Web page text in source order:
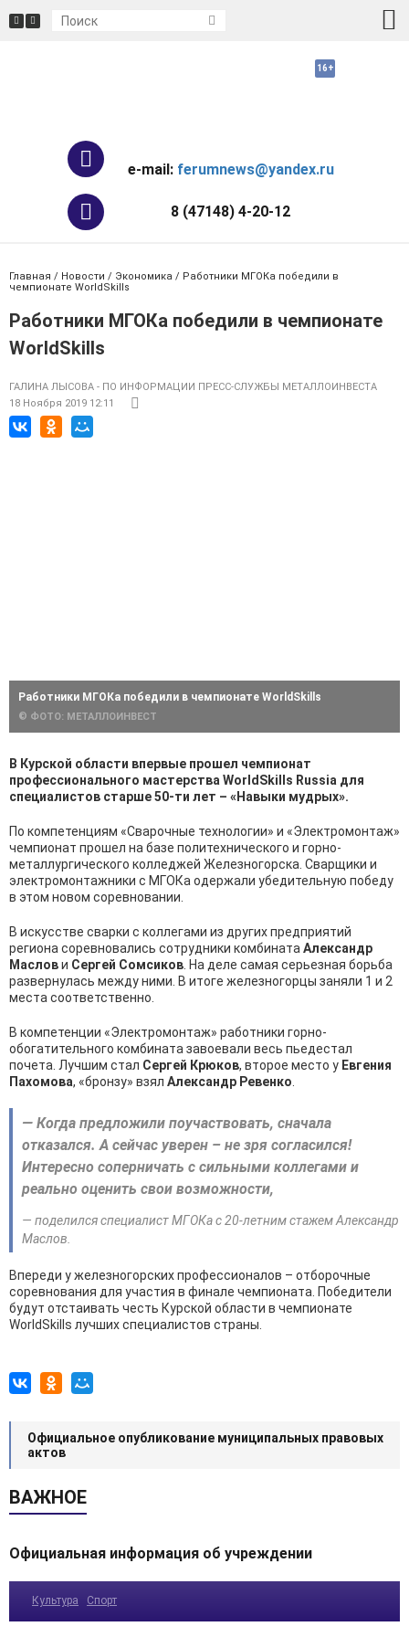
e-mail: ferumnews@yandex.ru
8 (47148) 4-20-12
Главная / Новости / Экономика / Работники МГОКа победили в
чемпионате WorldSkills
Работники МГОКа победили в чемпионате
WorldSkills
ГАЛИНА ЛЫСОВА - ПО ИНФОРМАЦИИ ПРЕСС-СЛУЖБЫ МЕТАЛЛОИНВЕСТА
18 Ноября 2019 12:11
Работники МГОКа победили в чемпионате WorldSkills
© ФОТО: МЕТАЛЛОИНВЕСТ
В Курской области впервые прошел чемпионат
профессионального мастерства WorldSkills Russia для
специалистов старше 50-ти лет – «Навыки мудрых».
По компетенциям «Сварочные технологии» и «Электромонтаж»
чемпионат прошел на базе политехнического и горно-
металлургического колледжей Железногорска. Сварщики и
электромонтажники с МГОКа одержали убедительную победу
в этом новом соревновании.
В искусстве сварки с коллегами из других предприятий
региона соревновались сотрудники комбината Александр
Маслови Сергей Сомсиков . На деле самая серьезная борьба
развернулась между ними. В итоге железногорцы заняли 1 и 2
места соответственно.
В компетенции «Электромонтаж» работники горно-
обогатительного комбината завоевали весь пьедестал
почета. Лучшим стал Сергей Крюков, второе место у Евгения
Пахомова, «бронзу» взял Александр Ревенко
— Когда предложили поучаствовать, сначала
отказался. А сейчас уверен – не зря согласился!
Интересно соперничать с сильными коллегами и
реально оценить свои возможности,
— поделился специалист МГОКа с 20-летним стажем Александр
Маслов.
Впереди у железногорских профессионалов – отборочные
соревнования для участия в финале чемпионата. Победители
будут отстаивать честь Курской области в чемпионате
WorldSkills лучших специалистов страны.
Официальное опубликование муниципальных правовых
актов
ВАЖНОЕ
Официальная информация об учреждении
Культура Спорт